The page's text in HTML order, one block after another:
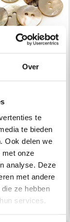
Over
te
te bieden
Ook delen we
met onze
analyse. Deze
met andere
ze hebben
services.
BOUTONS
RONDS, 15
expire le
au panier